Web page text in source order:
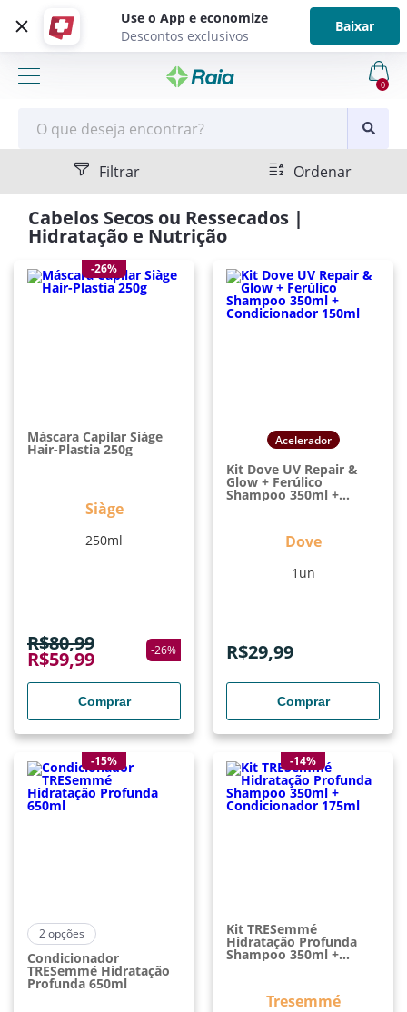
Use o App e economize
Descontos exclusivos
Baixar
0
Filtrar Ordenar
Cabelos Secos ou Ressecados |
Hidratação e Nutrição
-26%
Máscara Capilar Siàge
Hair-Plastia 250g
Siàge
250ml
R$80,99
R$59,99 -26%
Comprar
Acelerador
Kit Dove UV Repair &
Glow + Ferúlico
Shampoo 350ml +
Condicionador 150ml
Dove
1un
R$29,99
Comprar
-15%
2opções
Condicionador
TRESemmé Hidratação
Profunda 650ml
-14%
Kit TRESemmé
Hidratação Profunda
Shampoo 350ml +
Condicionador 175ml
Tresemmé